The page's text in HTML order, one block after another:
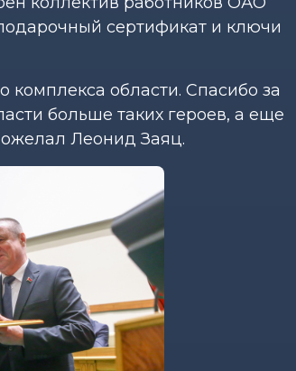
сертификат и ключи
области. Спасибо за
больше таких героев, а еще
Леонид Заяц.